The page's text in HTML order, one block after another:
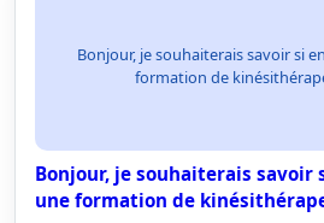
Bonjour, je souhaiterais savoir si
formation de
Bonjour, je souhaiterais savoir
une formation de